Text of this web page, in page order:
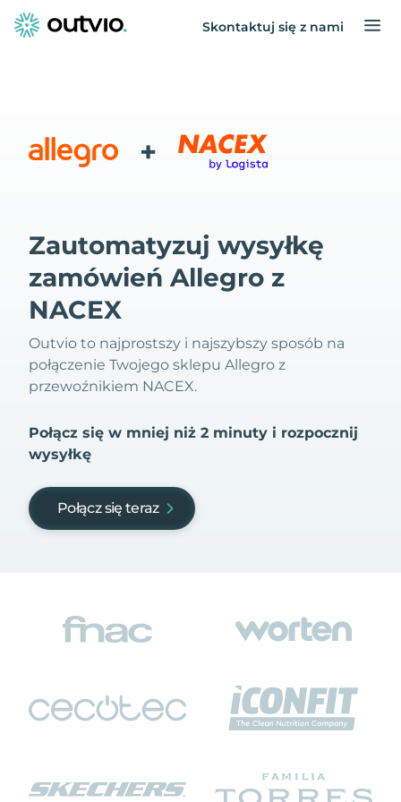
Skontaktuj się z nami
+
Zautomatyzuj wysyłkę
zamówień Allegro z
NACEX
Outvio to najprostszy i najszybszy sposób na
połączenie Twojego sklepu Allegro z
przewoźnikiem NACEX.
Połącz się w mniej niż 2 minuty i rozpocznij
wysyłkę
Połącz się teraz